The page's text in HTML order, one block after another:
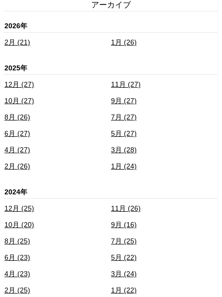
アーカイブ
2026年
2月 (21) 1月 (26)
2025年
12月 (27) 11月 (27)
10月 (27) 9月 (27)
8月 (26) 7月 (27)
6月 (27) 5月 (27)
4月 (27) 3月 (28)
2月 (26) 1月 (24)
2024年
12月 (25) 11月 (26)
10月 (20) 9月 (16)
8月 (25) 7月 (25)
6月 (23) 5月 (22)
4月 (23) 3月 (24)
2月 (25) 1月 (22)